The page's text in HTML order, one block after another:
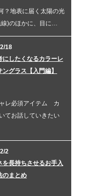
？地表に届く太陽の光
線)のほかに、目に…
18
したくなるカラーレ
ングラス【入門編】
レ必須アイテム カ
てお話していきたい
2
を長持ちさせるお手入
のまとめ